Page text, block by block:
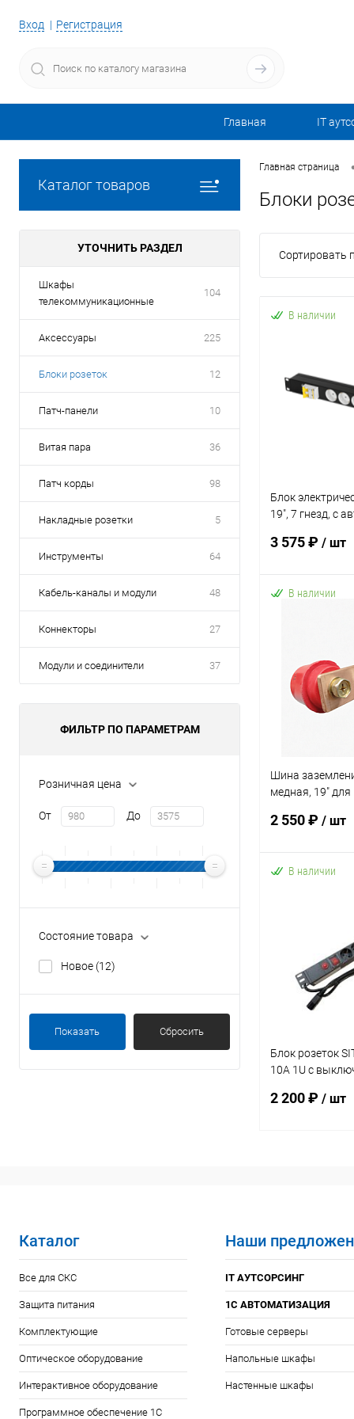
Вход Регистрация
Главная IT
Каталог товаров
УТОЧНИТЬ РАЗДЕЛ
Шкафы
телекоммуникационные
104
Аксессуары 225
Блоки розеток 12
Патч-панели 10
Витая пара 36
Патч корды 98
Накладные розетки 5
Инструменты 64
Кабель-каналы и модули 48
Коннекторы 27
Модули и соединители 37
ФИЛЬТР ПО ПАРАМЕТРАМ
Розничная цена
От До
Состояние товара
Новое (12)
Показать Сбросить
Главная страница
Блоки
Сортировать
В наличии
Блок
19", 7 гнезд, с
металлический к
3 575 ₽ / шт
В избранное
В наличии
Шина
медная, 19" для
и стоек
2 550 ₽ / шт
В избранное
В наличии
Блок розеток
10А 1U с
2 200 ₽ / шт
Каталог
Все для СКС
Защита питания
Комплектующие
Оптическое оборудование
Интерактивное оборудование
Программное обеспечение 1С
Наши
IT АУТСОРСИНГ
1С АВТОМАТИЗАЦИЯ
Готовые серверы
Напольные шкафы
Настенные шкафы